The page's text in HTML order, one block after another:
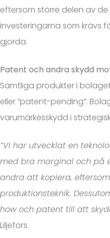
eftersom större delen av de
investeringarna som krävs
gjorda.
Patent och andra skydd
Samtliga produkter i
eller ”patent-pending”.
varumärkesskydd i
”Vi har utvecklat en
med bra marginal och på
andra att kopiera,
produktionsteknik.
how och patent till att
Liljefors.